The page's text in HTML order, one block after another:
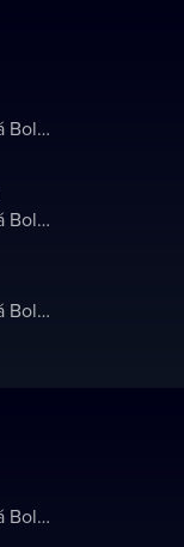
Městské divadlo Mladá Boleslav
Městské divadlo Mladá Boleslav
Městské divadlo Mladá Boleslav
Městské divadlo Mladá Boleslav